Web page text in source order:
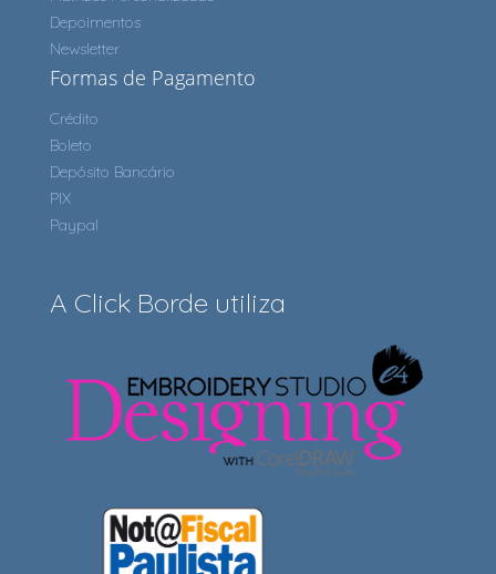
Depoimentos
Newsletter
Formas de Pagamento
Crédito
Boleto
Depósito Bancário
PIX
Paypal
A Click Borde utiliza